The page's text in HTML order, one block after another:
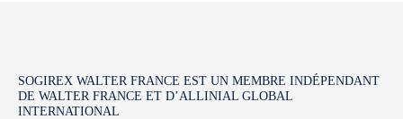
SOGIREX WALTER FRANCE EST UN MEMBRE INDÉPENDANT
DE WALTER FRANCE ET D’ALLINIAL GLOBAL
INTERNATIONAL